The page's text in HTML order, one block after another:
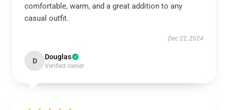
comfortable, warm, and a great addition to any
casual outfit.
Dec 22, 2024
D Douglas
Verified owner